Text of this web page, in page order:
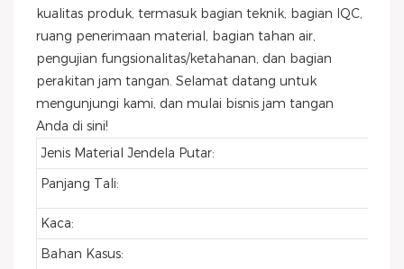
kualitas produk, termasuk bagian teknik, bagian IQC,
ruang penerimaan material, bagian tahan air,
pengujian fungsionalitas/ketahanan, dan bagian
perakitan jam tangan. Selamat datang untuk
mengunjungi kami, dan mulai bisnis jam tangan
Anda di sini!
Jenis Material Jendela Putar:
Panjang Tali:
Kaca:
Bahan Kasus: